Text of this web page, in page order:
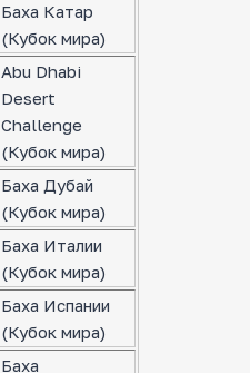
Баха Катар
(Кубок мира)
Abu Dhabi
Desert
Challenge
(Кубок мира)
Баха Дубай
(Кубок мира)
Баха Италии
(Кубок мира)
Баха Испании
(Кубок мира)
Баха